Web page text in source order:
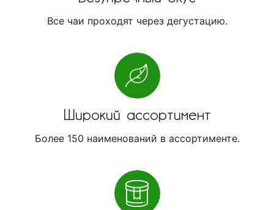
Все чаи проходят через дегустацию.
Широкий ассортимент
Более 150 наименований в ассортименте.